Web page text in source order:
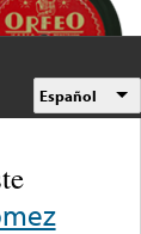
Español